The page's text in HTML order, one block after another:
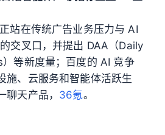
站在传统广告业务压力与 AI
交叉口，并提出 DAA（Daily
等新度量；百度的 AI 竞争
施、云服务和智能体活跃生
聊天产品， 36氪。